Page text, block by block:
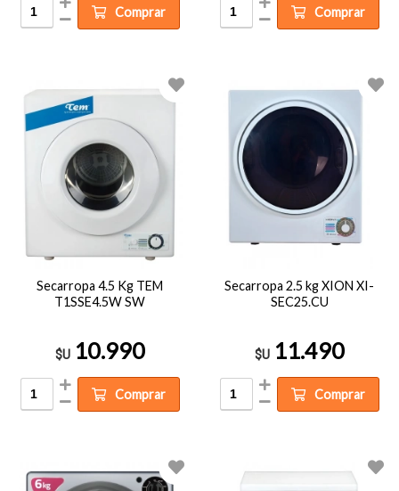
Comprar Comprar
Secarropa 4.5 Kg TEM
T1SSE4.5W SW
$U 10.990
Comprar
Secarropa 2.5 kg XION XI-
SEC25.CU
$U 11.490
Comprar